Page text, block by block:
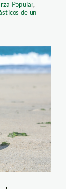
Popular,
de un